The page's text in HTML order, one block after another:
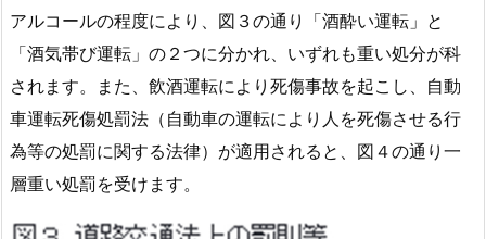
アルコールの程度により、図３の通り「酒酔い運転」と
「酒気帯び運転」の２つに分かれ、いずれも重い処分が科
されます。また、飲酒運転により死傷事故を起こし、自動
車運転死傷処罰法（自動車の運転により人を死傷させる行
為等の処罰に関する法律）が適用されると、図４の通り一
層重い処罰を受けます。